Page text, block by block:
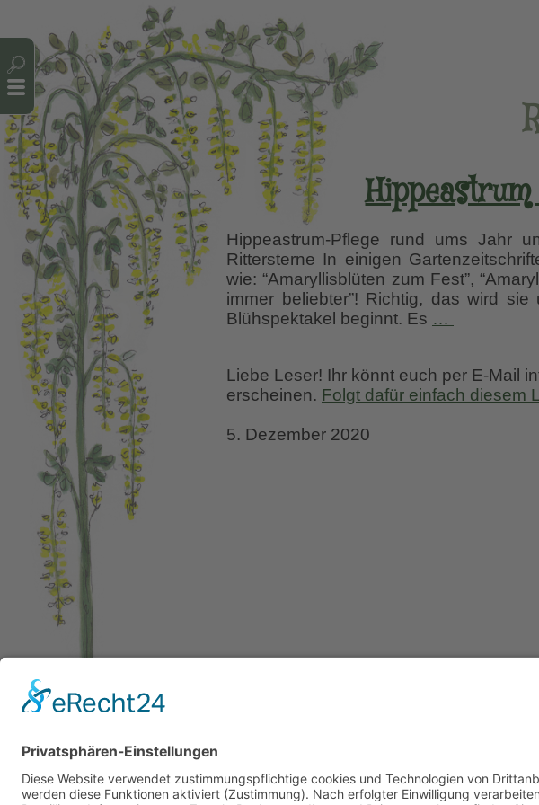
Hippeastrum-Pflege rund ums Jahr
Rittersterne In einigen
wie: “Amaryllisblüten zum Fest”,
immer beliebter”! Richtig, das wird
Blühspektakel beginnt. Es …
zum
Fest
Liebe Leser! Ihr könnt euch per E-Mail
erscheinen. Folgt dafür einfach diesem
5. Dezember 2020
Cookie-Einstellungen